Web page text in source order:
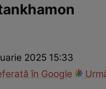
2025 15:33
în Google